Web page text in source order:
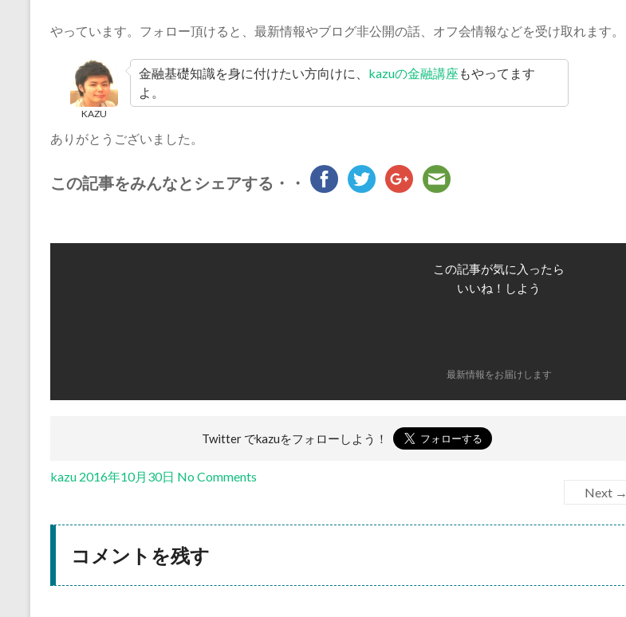
やっています。フォロー頂けると、最新情報やブログ非公開の話、オフ会情報などを受け取れます。
KAZU
金融基礎知識を身に付けたい方向けに、 kazuの金融講座 もやってます
よ。
ありがとうございました。
この記事をみんなとシェアする・・
この記事が気に入ったら
いいね！しよう
最新情報をお届けします
Twitter でkazuをフォローしよう！
kazu 2016年10月30日 No Comments
Next →
コメントを残す